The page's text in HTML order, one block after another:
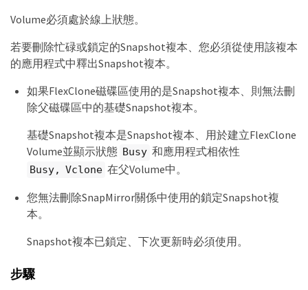
Volume必須處於線上狀態。
若要刪除忙碌或鎖定的Snapshot複本、您必須從使用該複本
的應用程式中釋出Snapshot複本。
如果FlexClone磁碟區使用的是Snapshot複本、則無法刪
除父磁碟區中的基礎Snapshot複本。
基礎Snapshot複本是Snapshot複本、用於建立FlexClone
Volume並顯示狀態 Busy 和應用程式相依性
Busy, Vclone 在父Volume中。
您無法刪除SnapMirror關係中使用的鎖定Snapshot複
本。
Snapshot複本已鎖定、下次更新時必須使用。
步驟